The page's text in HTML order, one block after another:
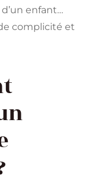
enfant…
complicité et